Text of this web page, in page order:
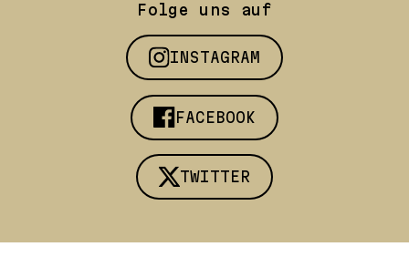
Folge uns auf
INSTAGRAM
FACEBOOK
TWITTER